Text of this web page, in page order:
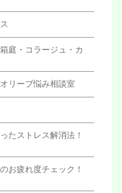
庭・コラージュ・カ
リーブ悩み相談室
たストレス解消法！
お疲れ度チェック！